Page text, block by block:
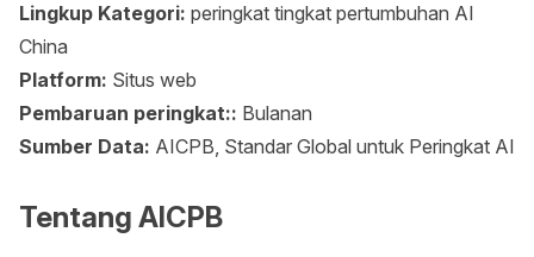
Lingkup Kategori: peringkat tingkat pertumbuhan AI
China
Platform: Situs web
Pembaruan peringkat:: Bulanan
Sumber Data: AICPB, Standar Global untuk Peringkat AI
Tentang AICPB